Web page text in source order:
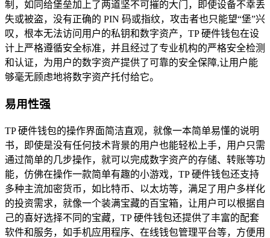
制，如同给堡垒加上了两道坚不可摧的大门，即使设备不幸丢
失或被盗，没有正确的 PIN 码或指纹，攻击者也只能望“堡”兴
叹，根本无法访问用户的私钥和数字资产，TP 硬件钱包在设
计上严格遵循安全标准，并且经过了专业机构的严格安全检测
和认证，为用户的数字资产提供了可靠的安全保障,让用户能
够毫无顾虑地将数字资产托付给它。
易用性强
TP 硬件钱包的操作界面简洁直观，就像一本简单易懂的说明
书，即使是没有任何技术背景的用户也能轻松上手，用户只需
通过简单的几步操作，就可以完成数字资产的存储、转账等功
能，仿佛在操作一款简单有趣的小游戏，TP 硬件钱包还支持
多种主流加密货币，如比特币、以太坊等，满足了用户多样化
的投资需求，就像一个装满宝藏的百宝箱，让用户可以根据自
己的喜好选择不同的宝藏，TP 硬件钱包还提供了丰富的配套
软件和服务，如手机应用程序、在线钱包管理平台等，方便用